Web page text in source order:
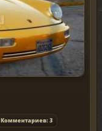
Комментариев: 3